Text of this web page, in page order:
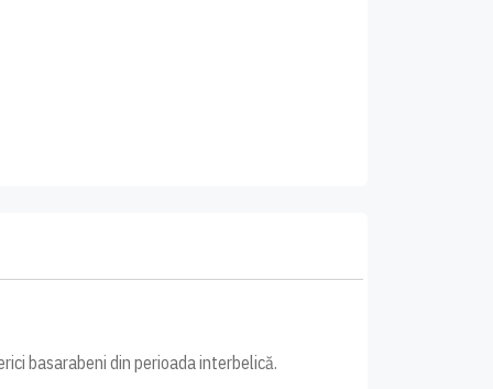
basarabeni din perioada interbelică.